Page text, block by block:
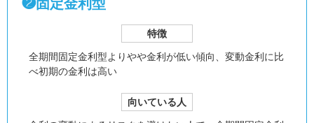
❷固定金利型
特徴
全期間固定金利型よりやや金利が低い傾向、 変動金利に比
べ初期の金利は高い
向いている人